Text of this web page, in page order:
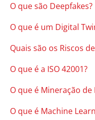
O que são Deepfakes?
O que é um Digital
Quais são os Riscos
O que é a ISO 42001?
O que é Mineração de
O que é Machine